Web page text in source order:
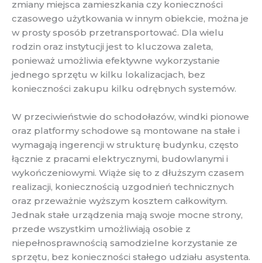
zmiany miejsca zamieszkania czy konieczności
czasowego użytkowania w innym obiekcie, można je
w prosty sposób przetransportować. Dla wielu
rodzin oraz instytucji jest to kluczowa zaleta,
ponieważ umożliwia efektywne wykorzystanie
jednego sprzętu w kilku lokalizacjach, bez
konieczności zakupu kilku odrębnych systemów.
W przeciwieństwie do schodołazów, windki pionowe
oraz platformy schodowe są montowane na stałe i
wymagają ingerencji w strukturę budynku, często
łącznie z pracami elektrycznymi, budowlanymi i
wykończeniowymi. Wiąże się to z dłuższym czasem
realizacji, koniecznością uzgodnień technicznych
oraz przeważnie wyższym kosztem całkowitym.
Jednak stałe urządzenia mają swoje mocne strony,
przede wszystkim umożliwiają osobie z
niepełnosprawnością samodzielne korzystanie ze
sprzętu, bez konieczności stałego udziału asystenta.